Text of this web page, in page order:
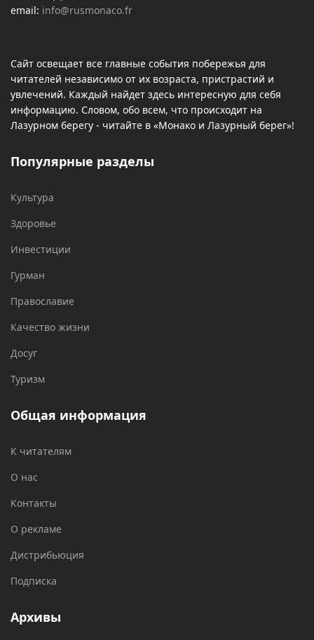
email: info@rusmonaco.fr
Сайт освещает все главные события побережья для
читателей независимо от их возраста, пристрастий и
увлечений. Каждый найдет здесь интересную для себя
информацию. Словом, обо всем, что происходит на
Лазурном берегу - читайте в «Монако и Лазурный берег»!
Популярные разделы
Культура
Здоровье
Инвестиции
Гурман
Православие
Качество жизни
Досуг
Туризм
Общая информация
К читателям
О нас
Контакты
О рекламе
Дистрибьюция
Подписка
Архивы